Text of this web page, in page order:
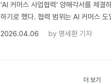
‘AI 커머스 사업협력’ 양해각서를 체
하기로 했다. 협력 범위는 AI 커머스 도
2026.04.06
by 명세환 기자
더 보기